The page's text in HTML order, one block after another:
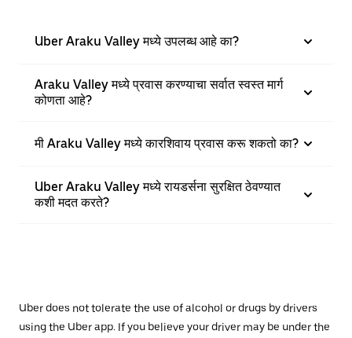
Uber Araku Valley मध्ये उपलब्ध आहे का?
Araku Valley मध्ये प्रवास करण्याचा सर्वात स्वस्त मार्ग
कोणता आहे?
मी Araku Valley मध्ये कारशिवाय प्रवास करू शकतो का?
Uber Araku Valley मध्ये रायडर्सना सुरक्षित ठेवण्यात
कशी मदत करते?
Uber does not tolerate the use of alcohol or drugs by drivers
using the Uber app. If you believe your driver may be under the